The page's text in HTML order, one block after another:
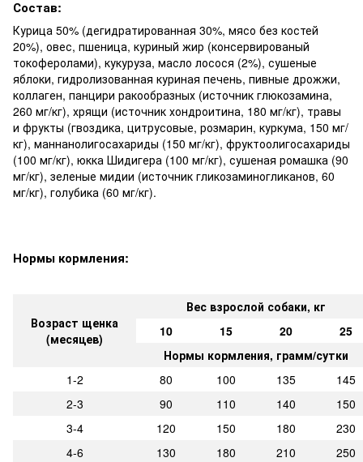
Состав:
Курица 50% (дегидратированная 30%, мясо без костей
20%), овес, пшеница, куриный жир (консервированый
токоферолами), кукуруза, масло лосося (2%), сушеные
яблоки, гидролизованная куриная печень, пивные дрожжи,
коллаген, панцири ракообразных (источник глюкозамина,
260 мг/кг), хрящи (источник хондроитина, 180 мг/кг), травы
и фрукты (гвоздика, цитрусовые, розмарин, куркума, 150 мг/
кг), маннанолигосахариды (150 мг/кг), фруктоолигосахариды
(100 мг/кг), юкка Шидигера (100 мг/кг), сушеная ромашка (90
мг/кг), зеленые мидии (источник гликозаминогликанов, 60
мг/кг), голубика (60 мг/кг).
Нормы кормления:
Возраст щенка
(месяцев)
Вес взрослой собаки, кг
10
15 20
25
Нормы кормления, грамм/сутки
1-2
80 100 135
145
2-3
90 110 140
150
3-4
120 150 180
230
4-6
130 180 210
250